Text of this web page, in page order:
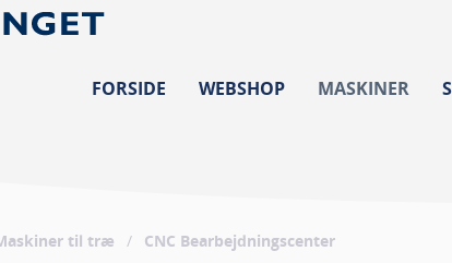
FORSIDE WEBSHOP MASKINER
til træ / CNC Bearbejdningscenter